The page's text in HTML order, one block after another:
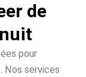
de
pour
Nos services